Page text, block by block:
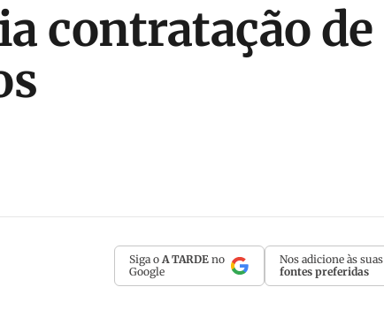
contratação de
Siga o A TARDE no
Google
Nos adicione às suas
fontes preferidas